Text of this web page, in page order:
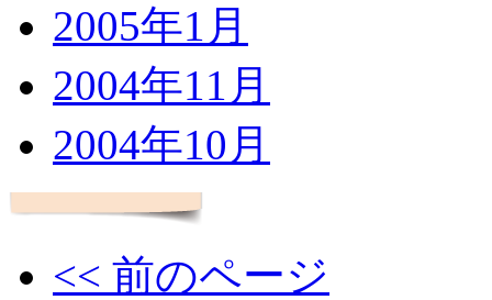
2005年1月
2004年11月
2004年10月
<< 前のページ